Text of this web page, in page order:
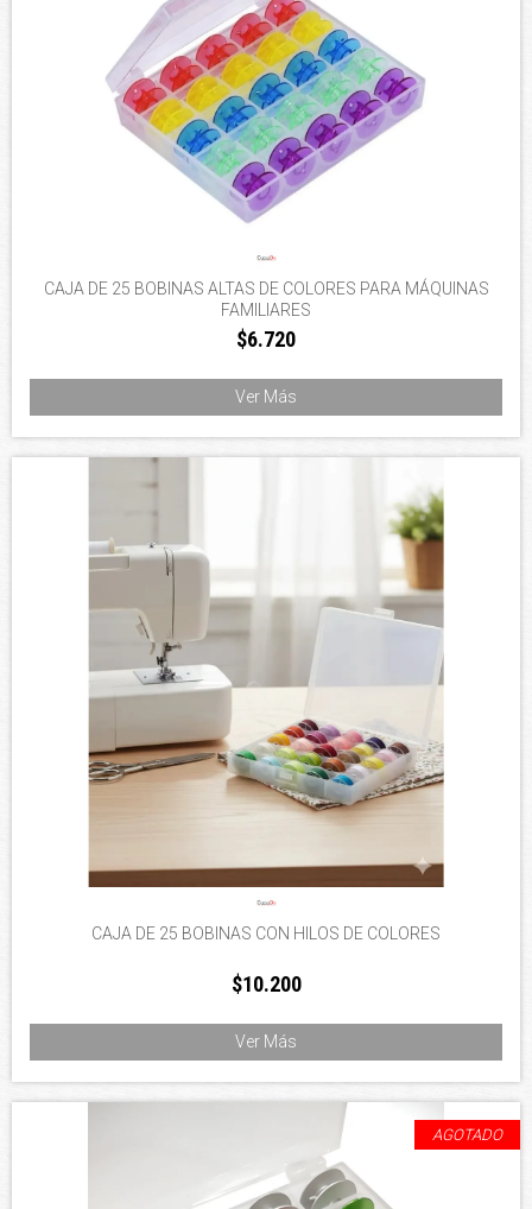
CAJA DE 25 BOBINAS ALTAS DE COLORES PARA MÁQUINAS
FAMILIARES
$6.720
Ver Más
CAJA DE 25 BOBINAS CON HILOS DE COLORES
$10.200
Ver Más
AGOTADO